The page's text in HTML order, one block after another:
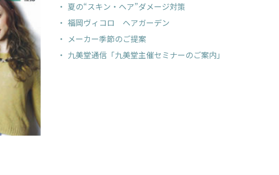
夏の“スキン・ヘア”ダメージ対策
福岡ヴィコロ ヘアガーデン
メーカー季節のご提案
九美堂通信「九美堂主催セミナーのご案内」